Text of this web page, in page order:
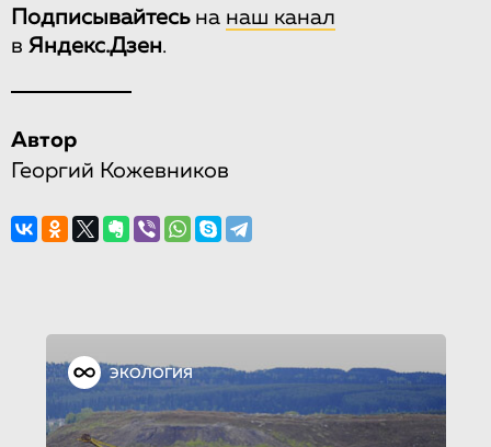
Подписывайтесьна наш канал
в Яндекс.Дзен.
Автор
Георгий Кожевников
ЭКОЛОГИЯ